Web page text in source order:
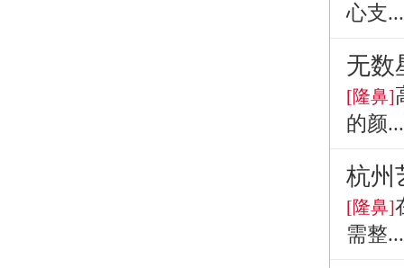
心支...
无数
[隆鼻]
的颜...
杭州
[隆鼻]
需整...